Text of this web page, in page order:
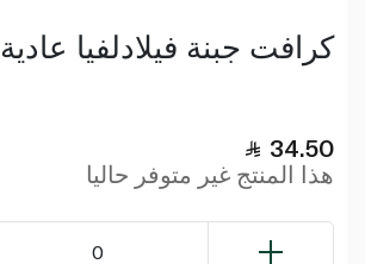
كرافت جبنة فيلادلفيا عادية 280 غرام
34.50
هذا المنتج غير متوفر حاليا
0